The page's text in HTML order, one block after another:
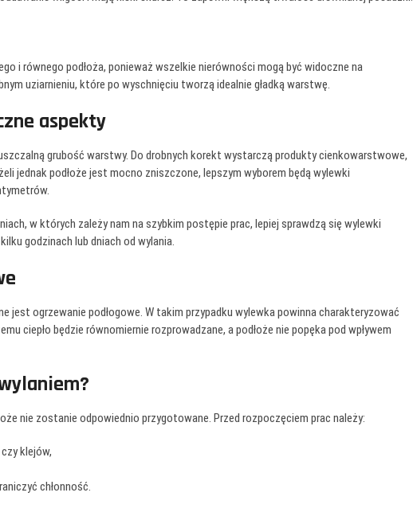
i równego podłoża, ponieważ wszelkie nierówności mogą być widoczne na
uziarnieniu, które po wyschnięciu tworzą idealnie gładką warstwę.
aspekty
grubość warstwy. Do drobnych korekt wystarczą produkty cienkowarstwowe,
jednak podłoże jest mocno zniszczone, lepszym wyborem będą wylewki
w których zależy nam na szybkim postępie prac, lepiej sprawdzą się wylewki
godzinach lub dniach od wylania.
jest ogrzewanie podłogowe. W takim przypadku wylewka powinna charakteryzować
ciepło będzie równomiernie rozprowadzane, a podłoże nie popęka pod wpływem
nie zostanie odpowiednio przygotowane. Przed rozpoczęciem prac należy:
klejów,
chłonność.